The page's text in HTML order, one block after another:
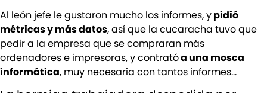
Al león jefe le gustaron mucho los informes, ypidió
métricas y más datos, así que la cucaracha tuvo que
pedir a la empresa que se compraran más
ordenadores e impresoras, y contratóa una mosca
informática, muy necesaria con tantos informes…